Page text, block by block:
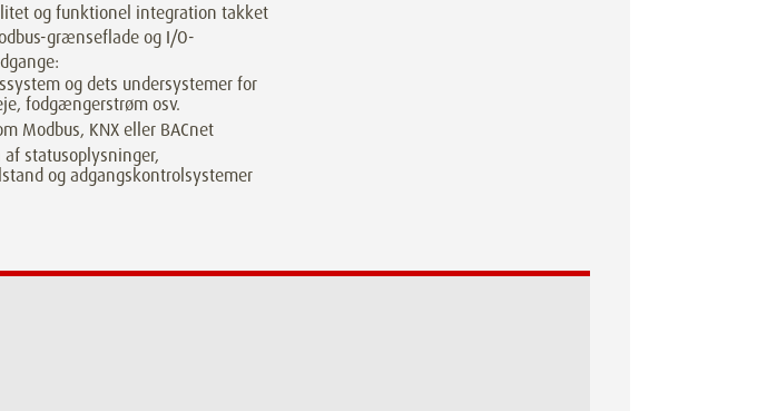
og funktionel integration takket
grænseflade og I/O-
og dets undersystemer for
fodgængerstrøm osv.
Modbus, KNX eller BACnet
statusoplysninger,
og adgangskontrolsystemer